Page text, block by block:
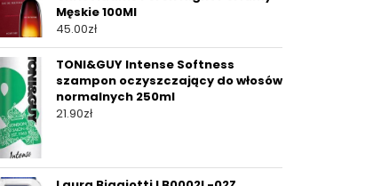
Męskie 100Ml
45.00zł
TONI&GUY Intense Softness
szampon oczyszczający do włosów
normalnych 250ml
21.90zł